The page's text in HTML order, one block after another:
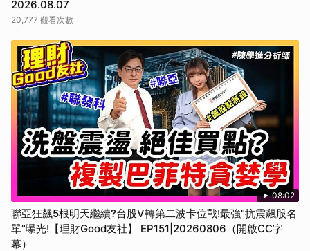
2026.08.07
20,777 觀看次數
08:02
聯亞狂飆5根明天繼續?台股V轉第二波卡位戰!最強"抗震飆股名
單"曝光!【理財Good友社】 EP151|20260806（開啟CC字
幕）